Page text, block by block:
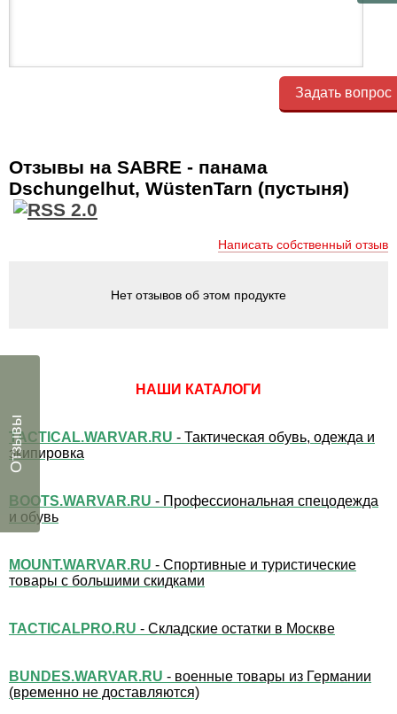
Задать вопрос
Отзывы на SABRE - панама
Dschungelhut, WüstenTarn (пустыня)
Написать собственный отзыв
Нет отзывов об этом продукте
НАШИ КАТАЛОГИ
TACTICAL.WARVAR.RU - Тактическая обувь, одежда и
экипировка
BOOTS.WARVAR.RU - Профессиональная спецодежда
и обувь
MOUNT.WARVAR.RU - Спортивные и туристические
товары с большими скидками
TACTICALPRO.RU - Складские остатки в Москве
BUNDES.WARVAR.RU - военные товары из Германии
(временно не доставляются)
Отзывы